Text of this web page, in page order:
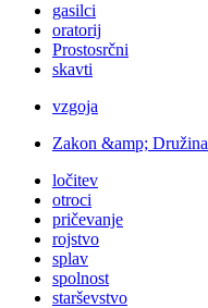
gasilci
oratorij
Prostosrčni
skavti
vzgoja
Zakon &amp; Družina
ločitev
otroci
pričevanje
rojstvo
splav
spolnost
starševstvo